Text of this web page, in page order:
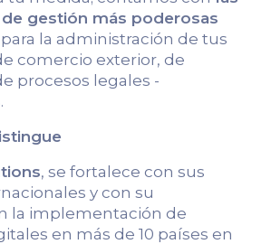
gestión más poderosas
la administración de tus
comercio exterior, de
procesos legales -
, se fortalece con sus
y con su
la implementación de
en más de 10 países en